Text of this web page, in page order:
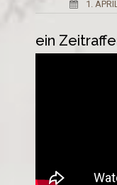
1.
ein